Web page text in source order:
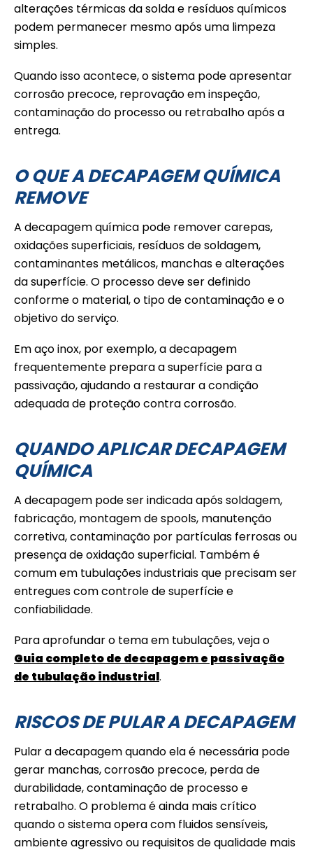
alterações térmicas da solda e resíduos químicos
podem permanecer mesmo após uma limpeza
simples.
Quando isso acontece, o sistema pode apresentar
corrosão precoce, reprovação em inspeção,
contaminação do processo ou retrabalho após a
entrega.
O QUE A DECAPAGEM QUÍMICA
REMOVE
A decapagem química pode remover carepas,
oxidações superficiais, resíduos de soldagem,
contaminantes metálicos, manchas e alterações
da superfície. O processo deve ser definido
conforme o material, o tipo de contaminação e o
objetivo do serviço.
Em aço inox, por exemplo, a decapagem
frequentemente prepara a superfície para a
passivação, ajudando a restaurar a condição
adequada de proteção contra corrosão.
QUANDO APLICAR DECAPAGEM
QUÍMICA
A decapagem pode ser indicada após soldagem,
fabricação, montagem de spools, manutenção
corretiva, contaminação por partículas ferrosas ou
presença de oxidação superficial. Também é
comum em tubulações industriais que precisam ser
entregues com controle de superfície e
confiabilidade.
Para aprofundar o tema em tubulações, veja o
Guia completo de decapagem e passivação
de tubulação industrial.
RISCOS DE PULAR A DECAPAGEM
Pular a decapagem quando ela é necessária pode
gerar manchas, corrosão precoce, perda de
durabilidade, contaminação de processo e
retrabalho. O problema é ainda mais crítico
quando o sistema opera com fluidos sensíveis,
ambiente agressivo ou requisitos de qualidade mais